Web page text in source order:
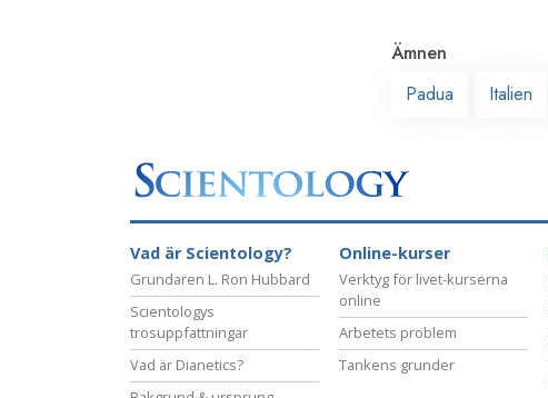
Ämnen
Padua
Italien
Vad är Scientology?
Grundaren L. Ron Hubbard
Scientologys
trosuppfattningar
Vad är Dianetics?
Online-kurser
Verktyg för livet-kurserna
online
Arbetets problem
Tankens grunder